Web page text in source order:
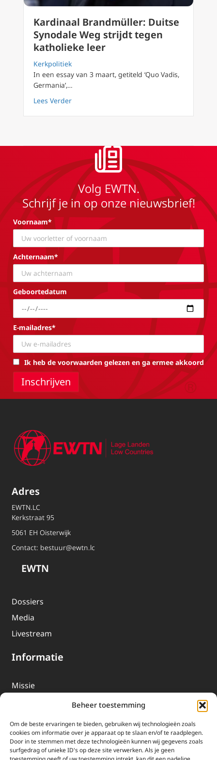
Beheer toestemming
Om de beste ervaringen te bieden, gebruiken wij technologieën zoals
cookies om informatie over je apparaat op te slaan en/of te raadplegen.
Door in te stemmen met deze technologieën kunnen wij gegevens zoals
surfgedrag of unieke ID's op deze site verwerken. Als je geen
Kardinaal Brandmüller: Duitse
Synodale Weg strijdt tegen
katholieke leer
Kerkpolitiek
In een essay van 3 maart, getiteld ‘Quo Vadis,
Germania’,…
Lees Verderabout Kardinaal Brandmüller: Duitse
Volg EWTN.
Schrijf je in op onze nieuwsbrief!
Voornaam*
Achternaam*
Geboortedatum
E-mailadres*
Ik heb de voorwaarden gelezen en ga ermee akkoord
Adres
EWTN.LC
Kerkstraat 95
5061 EH Oisterwijk
Contact: bestuur@ewtn.lc
EWTN
Dossiers
Media
Livestream
Informatie
Missie
EWTN-Team
Organisatiegegevens